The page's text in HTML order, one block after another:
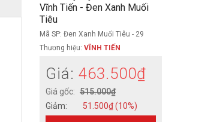
Vĩnh Tiến - Đen Xanh Muối
Tiêu
Mã SP: Đen Xanh Muối Tiêu - 29
Thương hiệu: VĨNH TIẾN
Giá: 463.500₫
Giá gốc: 515.000₫
Giảm:
51.500₫ (10%)